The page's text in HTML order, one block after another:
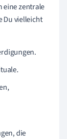
eine zentrale
Du vielleicht
die